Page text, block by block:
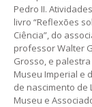
Pedro II.
livro “Reflexões
Ciência”, do
professor Walter
Grosso, e
Museu Imperial e
de nascimento de
Museu e